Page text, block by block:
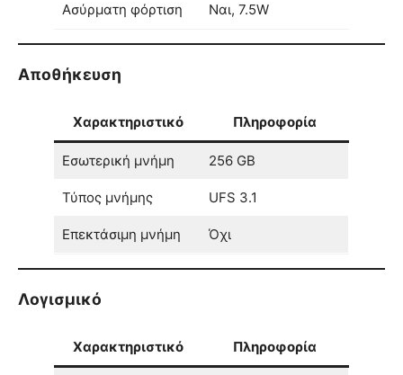
Ασύρματη φόρτιση Ναι, 7.5W
Αποθήκευση
Χαρακτηριστικό Πληροφορία
Εσωτερική μνήμη 256 GB
Τύπος μνήμης UFS 3.1
Επεκτάσιμη μνήμη Όχι
Λογισμικό
Χαρακτηριστικό Πληροφορία